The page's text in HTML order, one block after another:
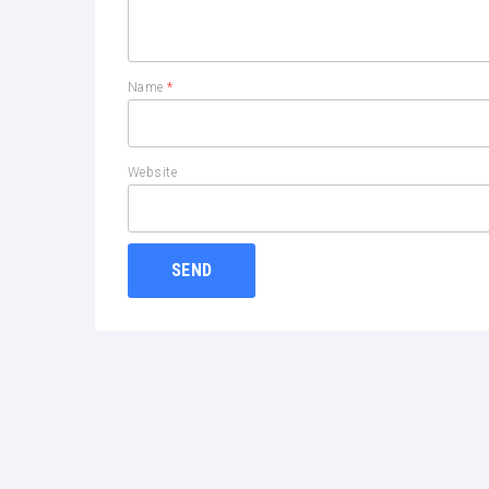
Name*
Website